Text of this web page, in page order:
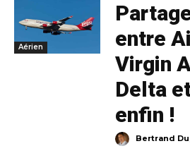
Aérien
entre
Virgin
Delta
enfin !
Bertrand